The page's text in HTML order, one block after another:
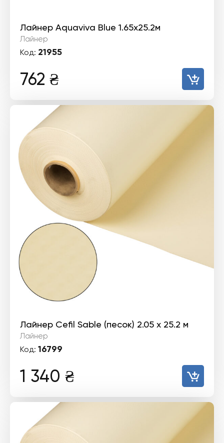
Лайнер Aquaviva Blue 1.65x25.2м
Лайнер
Код: 21955
762 ₴
Лайнер Cefil Sable (песок) 2.05 х 25.2 м
Лайнер
Код: 16799
1 340 ₴